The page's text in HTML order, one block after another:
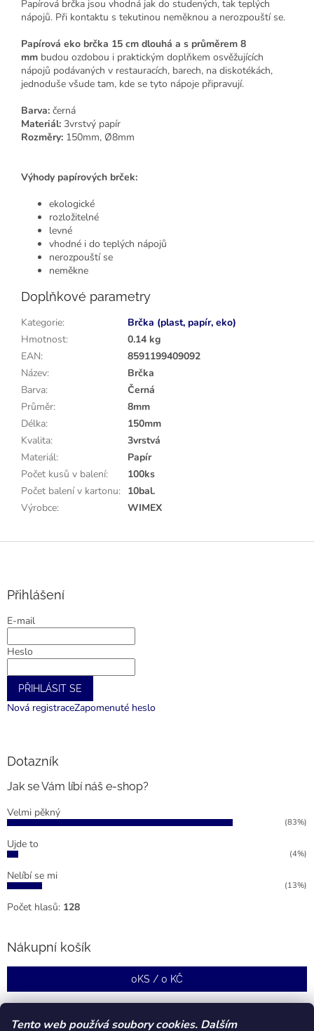
Tento web používá soubory cookies. Dalším
Papírová brčka jsou vhodná jak do studených, tak teplých
nápojů. Při kontaktu s tekutinou neměknou a nerozpouští se.
Papírová eko brčka 15 cm dlouhá a s průměrem 8
mm budou ozdobou i praktickým doplňkem osvěžujících
nápojů podávaných v restauracích, barech, na diskotékách,
jednoduše všude tam, kde se tyto nápoje připravují.
Barva: černá
Materiál: 3vrstvý papír
Rozměry: 150mm, Ø8mm
Výhody papírových brček:
ekologické
rozložitelné
levné
vhodné i do teplých nápojů
nerozpouští se
neměkne
Doplňkové parametry
Kategorie:
Brčka (plast, papír, eko)
Hmotnost:
0.14 kg
EAN:
8591199409092
Název:
Brčka
Barva:
Černá
Průměr:
8mm
Délka:
150mm
Kvalita:
3vrstvá
Materiál:
Papír
Počet kusů v balení:
100ks
Počet balení v kartonu: 10bal.
Výrobce: WIMEX
Přihlášení
E-mail
Heslo
PŘIHLÁSIT SE
Nová registraceZapomenuté heslo
Dotazník
Jak se Vám líbí náš e-shop?
Velmi pěkný
(83%)
Ujde to
(4%)
Nelíbí se mi
(13%)
Počet hlasů: 128
Nákupní košík
0KS / 0 KČ